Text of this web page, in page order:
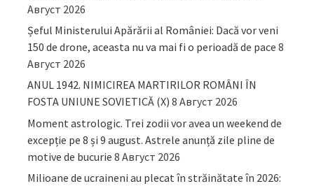
Август 2026
Șeful Ministerului Apărării al României: Dacă vor veni
150 de drone, aceasta nu va mai fi o perioadă de pace 8
Август 2026
ANUL 1942. NIMICIREA MARTIRILOR ROMÂNI ÎN
FOSTA UNIUNE SOVIETICĂ (X) 8 Август 2026
Moment astrologic. Trei zodii vor avea un weekend de
excepție pe 8 și 9 august. Astrele anunță zile pline de
motive de bucurie 8 Август 2026
Milioane de ucraineni au plecat în străinătate în 2026: